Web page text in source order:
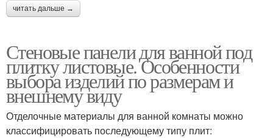
читать дальше →
Стеновые панели для ванной под
плитку листовые. Особенности
выбора изделий по размерам и
внешнему виду
Отделочные материалы для ванной комнаты можно
классифицировать последующему типу плит: